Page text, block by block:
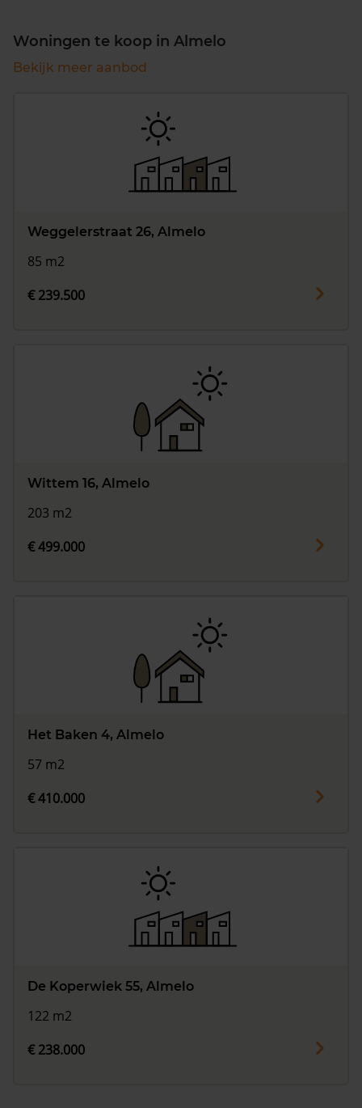
Woningen te koop in Almelo
Bekijk meer aanbod
Weggelerstraat 26, Almelo
85 m2
€ 239.500
Wittem 16, Almelo
203 m2
€ 499.000
Het Baken 4, Almelo
57 m2
€ 410.000
De Koperwiek 55, Almelo
122 m2
€ 238.000